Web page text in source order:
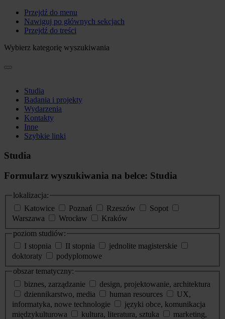
Przejdź do menu
Nawiguj po głównych sekcjach
Przejdź do treści
Wybierz kategorię wyszukiwania
Studia
Badania i projekty
Wydarzenia
Kontakty
Inne
Szybkie linki
Studia
Formularz wyszukiwania na belce: Studia
lokalizacja:
Katowice
Poznań Rzeszów
Sopot
Warszawa
Wrocław
Kraków
poziom studiów:
I stopnia
II stopnia
jednolite magisterskie
doktoraty
podyplomowe
obszar tematyczny:
biznes, zarządzanie
design, projektowanie, architektura
dziennikarstwo, media
human resources
UX,
informatyka, nowe technologie
języki obce, komunikacja
międzykulturowa
kultura, literatura, sztuka
marketing,